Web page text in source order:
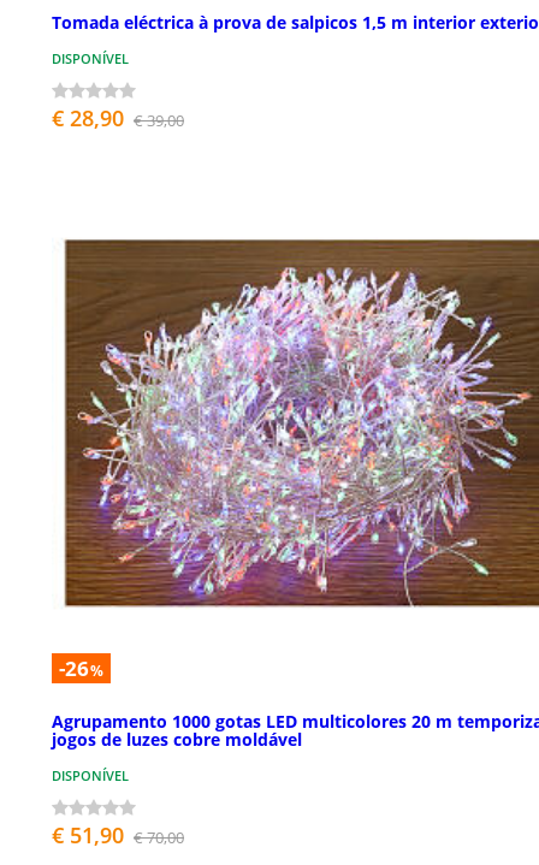
Tomada eléctrica à prova de salpicos 1,5 m interior
DISPONÍVEL
€ 28,90 € 39,00
-26%
Agrupamento 1000 gotas LED multicolores 20 m
jogos de luzes cobre moldável
DISPONÍVEL
€ 51,90 € 70,00